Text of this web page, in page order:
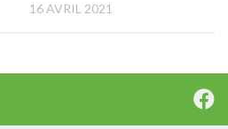
16 AVRIL 2021